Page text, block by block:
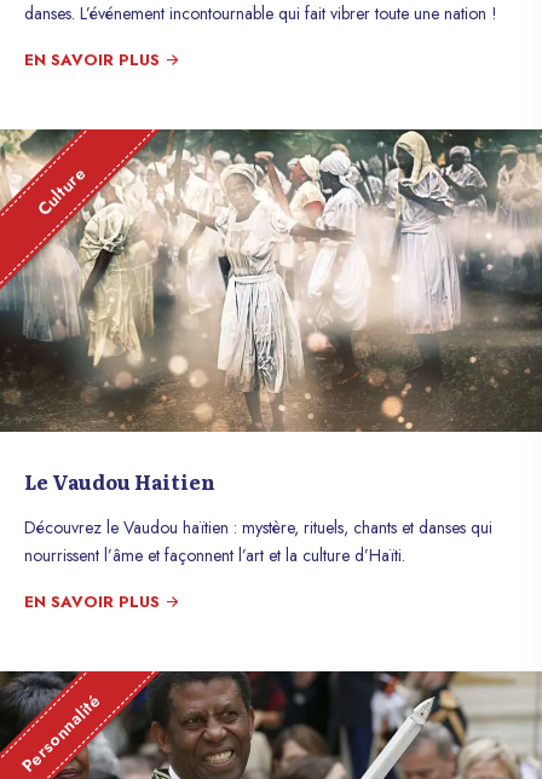
danses. L’événement incontournable qui fait vibrer toute une nation !
EN SAVOIR PLUS
Culture
Le Vaudou Haitien
Découvrez le Vaudou haïtien : mystère, rituels, chants et danses qui
nourrissent l’âme et façonnent l’art et la culture d’Haïti.
EN SAVOIR PLUS
Personnalité